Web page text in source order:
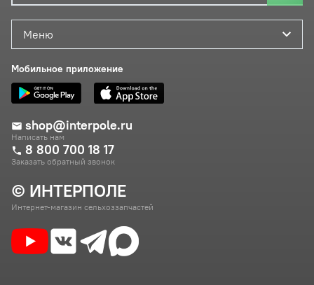
© ИНТЕРПОЛЕ
Интернет-магазин сельхоззапчастей
Меню
Мобильное приложение
shop@interpole.ru
Написать нам
8 800 700 18 17
Заказать обратный звонок